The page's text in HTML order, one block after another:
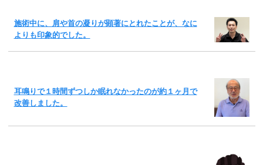
施術中に、肩や首の凝りが顕著にとれたことが、なに
よりも印象的でした。
耳鳴りで１時間ずつしか眠れなかったのが約１ヶ月で
改善しました。